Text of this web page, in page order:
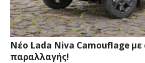
Νέο Lada Niva Camouflage
παραλλαγής!